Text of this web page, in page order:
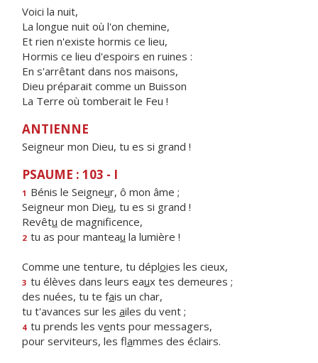
Voici la nuit,
La longue nuit où l'on chemine,
Et rien n'existe hormis ce lieu,
Hormis ce lieu d'espoirs en ruines :
En s'arrêtant dans nos maisons,
Dieu préparait comme un Buisson
La Terre où tomberait le Feu !
ANTIENNE
Seigneur mon Dieu, tu es si grand !
PSAUME : 103 - I
1 Bénis le Seigneur, ô mon âme ;
Seigneur mon Dieu, tu es si grand !
Revêtu de magnificence,
2 tu as pour manteau la lumière !
Comme une tenture, tu déploies les cieux,
3 tu élèves dans leurs eaux tes demeures ;
des nuées, tu te fais un char,
tu t'avances sur les ailes du vent ;
4 tu prends les vents pour messagers,
pour serviteurs, les flammes des éclairs.